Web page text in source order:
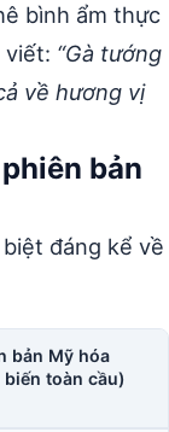
bình ẩm thực
viết: “Gà tướng
về hương vị
bản
đáng kể về
bản Mỹ hóa
biến toàn cầu)